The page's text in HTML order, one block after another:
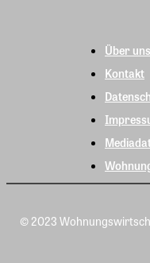
Über uns
Kontakt
© 2023